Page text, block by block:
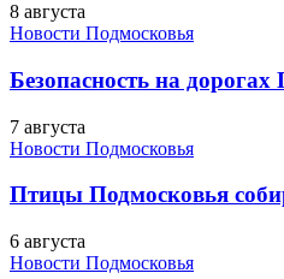
8 августа
Новости Подмосковья
Безопасность на
7 августа
Новости Подмосковья
Птицы Подмосковья
6 августа
Новости Подмосковья